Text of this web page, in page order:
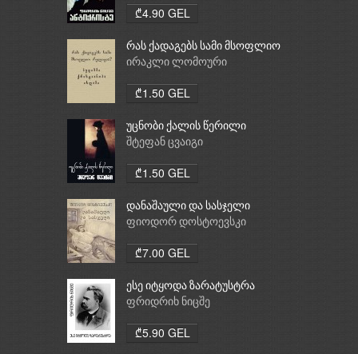
₾4.90 GEL
რას ქადაგებს სამი მსოფლიო
რელიგია: ბუდიზმი,
ირაკლი ლომოური
₾1.50 GEL
უცნობი ქალის წერილი
შტეფან ცვაიგი
₾1.50 GEL
დანაშაული და სასჯელი
ფიოდორ დოსტოევსკი
₾7.00 GEL
ესე იტყოდა ზარატუსტრა
ფრიდრიხ ნიცშე
₾5.90 GEL